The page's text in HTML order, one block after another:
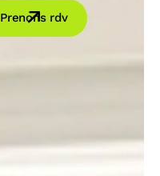
Prenons rdv